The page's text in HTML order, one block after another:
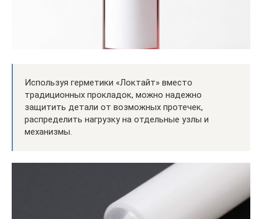
Используя герметики «Локтайт» вместо
традиционных прокладок, можно надежно
защитить детали от возможных протечек,
распределить нагрузку на отдельные узлы и
механизмы.